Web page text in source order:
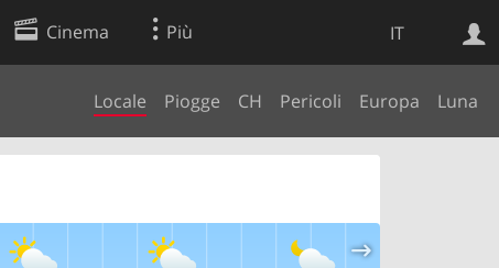
IT
Cinema Più
Locale Piogge CH Pericoli Europa Luna
Ricerca Web